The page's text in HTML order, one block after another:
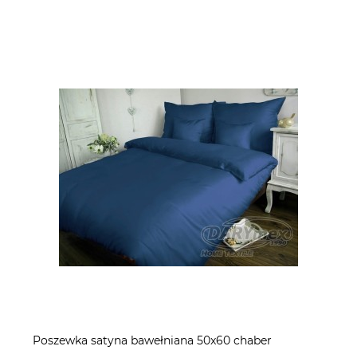
Poszewka satyna bawełniana 50x60 chaber